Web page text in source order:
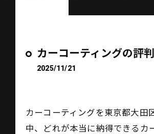
カーコーティングの評
2025/11/21
カーコーティングを東京都大田
中、どれが本当に納得できるカ